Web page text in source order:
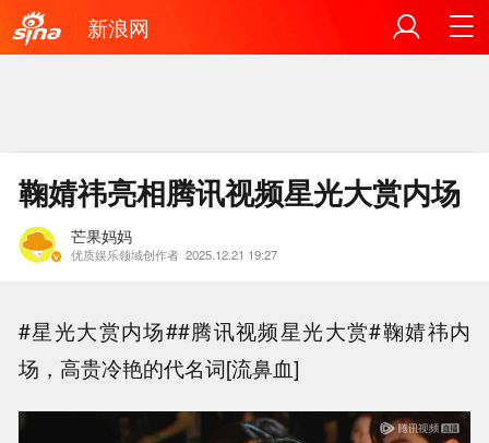
新浪网
鞠婧祎亮相腾讯视频星光大赏内场
芒果妈妈
优质娱乐领域创作者 2025.12.21 19:27
#星光大赏内场##腾讯视频星光大赏#鞠婧祎内
场，高贵冷艳的代名词[流鼻血]